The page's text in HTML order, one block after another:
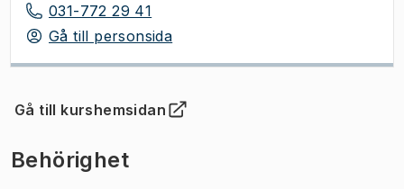
031-772 29 41
Gå till personsida
Gå till kurshemsidan
(Öppnas i ny flik)
Behörighet